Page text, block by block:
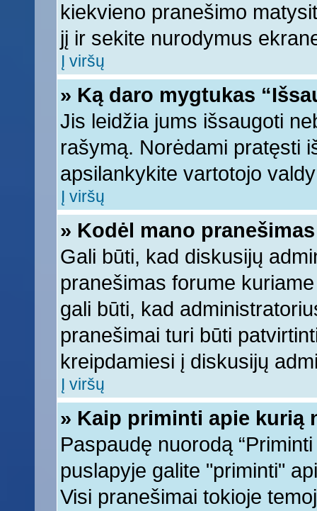
kiekvieno pranešimo
jį ir sekite nurodymus
Į viršų
» Ką daro mygtukas
Jis leidžia jums išsaugoti
rašymą. Norėdami pratęsti
apsilankykite vartotojo
Į viršų
» Kodėl mano
Gali būti, kad diskusijų
pranešimas forume
gali būti, kad
pranešimai turi būti
kreipdamiesi į diskusijų
Į viršų
» Kaip priminti apie kurią
Paspaudę nuorodą
puslapyje galite "priminti"
Visi pranešimai tokioje